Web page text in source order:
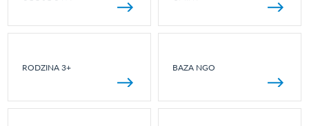
RODZINA 3+ BAZA NGO